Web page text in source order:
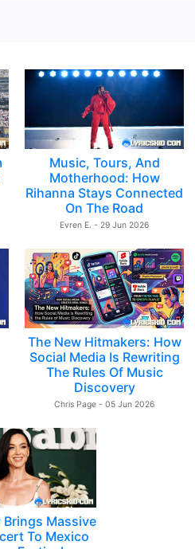
Music, Tours, And
Motherhood: How
Rihanna Stays Connected
On The Road
Evren E. - 29 Jun 2026
The New Hitmakers: How
Social Media Is Rewriting
The Rules Of Music
Discovery
Chris Page - 05 Jun 2026
Brings Massive
To Mexico